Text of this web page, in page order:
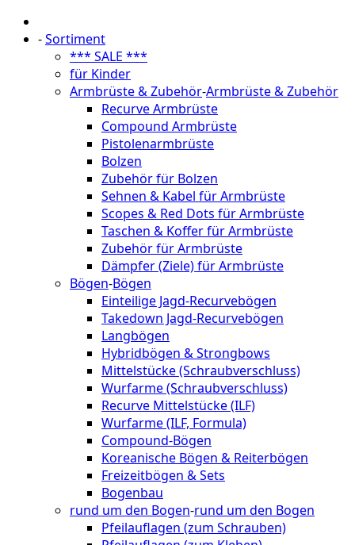
-Sortiment
*** SALE ***
für Kinder
Armbrüste & Zubehör-Armbrüste & Zubehör
Recurve Armbrüste
Compound Armbrüste
Pistolenarmbrüste
Bolzen
Zubehör für Bolzen
Sehnen & Kabel für Armbrüste
Scopes & Red Dots für Armbrüste
Taschen & Koffer für Armbrüste
Zubehör für Armbrüste
Dämpfer (Ziele) für Armbrüste
Bögen-Bögen
Einteilige Jagd-Recurvebögen
Takedown Jagd-Recurvebögen
Langbögen
Hybridbögen & Strongbows
Mittelstücke (Schraubverschluss)
Wurfarme (Schraubverschluss)
Recurve Mittelstücke (ILF)
Wurfarme (ILF, Formula)
Compound-Bögen
Koreanische Bögen & Reiterbögen
Freizeitbögen & Sets
Bogenbau
rund um den Bogen-rund um den Bogen
Pfeilauflagen (zum Schrauben)